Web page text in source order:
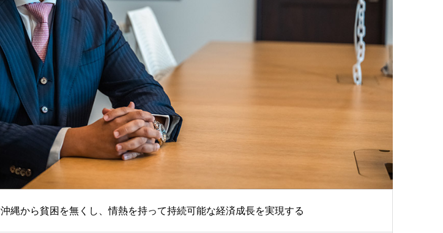
沖縄から貧困を無くし、情熱を持って持続可能な経済成長を実現する